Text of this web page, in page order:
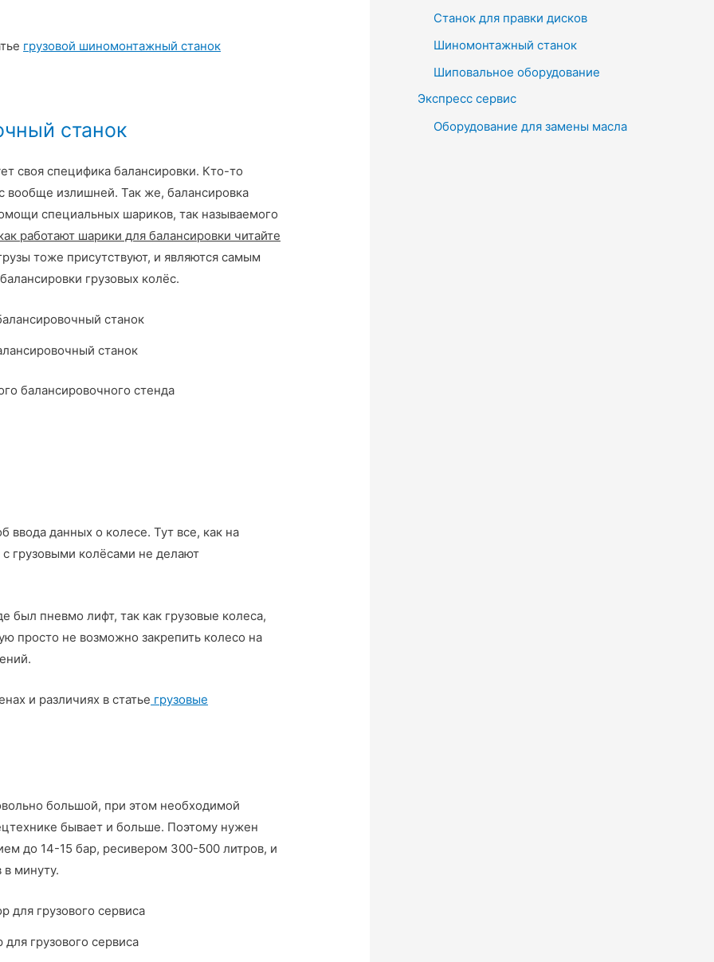
грузовой шиномонтажный станок
станок
своя специфика балансировки. Кто-то
вообще излишней. Так же, балансировка
специальных шариков, так называемого
работают шарики для балансировки читайте
тоже присутствуют, и являются самым
грузовых колёс.
станок
балансировочного стенда
ввода данных о колесе. Тут все, как на
грузовыми колёсами не делают
был пневмо лифт, так как грузовые колеса,
просто не возможно закрепить колесо на
и различиях в статье грузовые
большой, при этом необходимой
бывает и больше. Поэтому нужен
до 14-15 бар, ресивером 300-500 литров, и
в минуту.
грузового сервиса
Станок для правки дисков
Шиномонтажный станок
Шиповальное оборудование
Экспресс сервис
Оборудование для замены масла